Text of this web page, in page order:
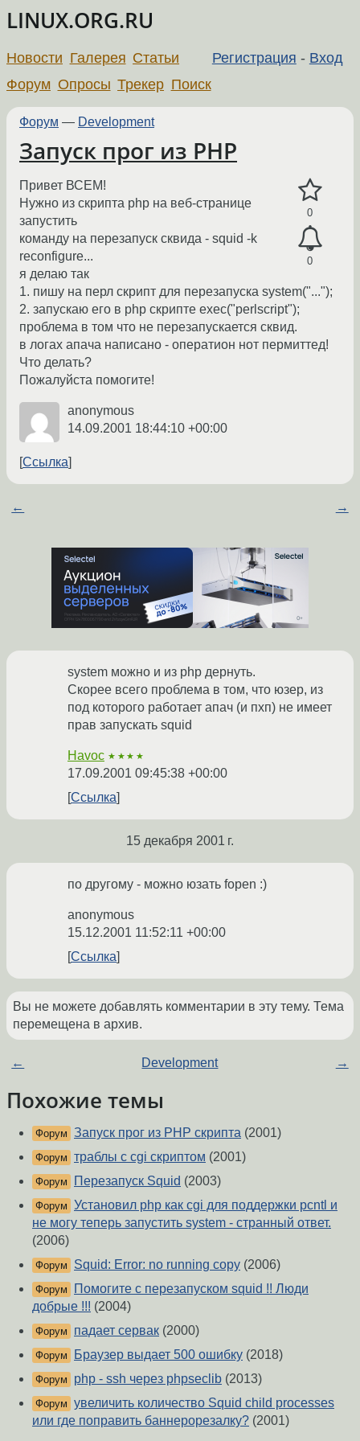
LINUX.ORG.RU
Регистрация - Вход
Новости Галерея Статьи
Форум Опросы Трекер Поиск
Форум — Development
Запуск прог из PHP
0
0
Привет ВСЕМ!
Нужно из скрипта php на веб-странице
запустить
команду на перезапуск сквида - squid -k
reconfigure...
я делаю так
1. пишу на перл скрипт для перезапуска system("...");
2. запускаю его в php скрипте exec("perlscript");
проблема в том что не перезапускается сквид.
в логах апача написано - оператион нот пермиттед!
Что делать?
Пожалуйста помогите!
anonymous
14.09.2001 18:44:10 +00:00
Ссылка
← →
system можно и из php дернуть.
Скорее всего проблема в том, что юзер, из
под которого работает апач (и пхп) не имеет
прав запускать squid
Havoc ★★★★
17.09.2001 09:45:38 +00:00
Ссылка
15 декабря 2001 г.
по другому - можно юзать fopen :)
anonymous
15.12.2001 11:52:11 +00:00
Ссылка
Вы не можете добавлять комментарии в эту тему. Тема
перемещена в архив.
← Development →
Похожие темы
Форум Запуск прог из PHP скрипта (2001)
Форум траблы с cgi скриптом (2001)
Форум Перезапуск Squid (2003)
Форум Установил php как cgi для поддержки pcntl и
не могу теперь запустить system - странный ответ.
(2006)
Форум Squid: Error: no running copy (2006)
Форум
Помогите с перезапуском squid !! Люди
добрые !!! (2004)
Форум падает сервак (2000)
Форум Браузер выдает 500 ошибку (2018)
Форум php - ssh через phpseclib (2013)
Форум увеличить количество Squid child processes
или где поправить баннерорезалку? (2001)